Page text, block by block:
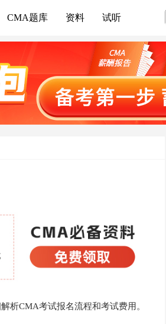
CMA题库 资料 试听
析CMA考试报名流程和考试费用。